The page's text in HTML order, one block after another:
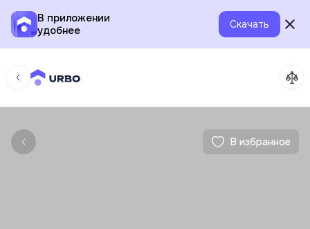
В приложении
удобнее
Скачать
В избранное